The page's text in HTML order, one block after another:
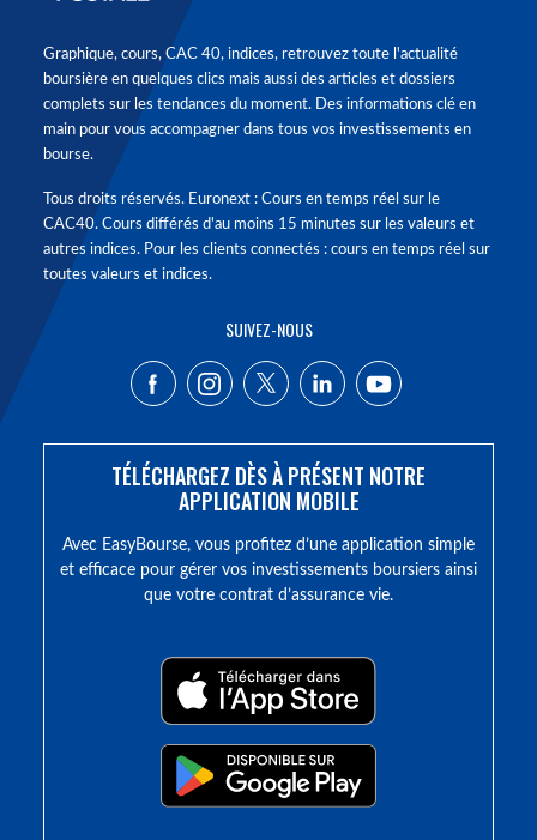
Graphique, cours, CAC 40, indices, retrouvez toute l'actualité
boursière en quelques clics mais aussi des articles et dossiers
complets sur les tendances du moment. Des informations clé en
main pour vous accompagner dans tous vos investissements en
bourse.
Tous droits réservés. Euronext : Cours en temps réel sur le
CAC40. Cours différés d'au moins 15 minutes sur les valeurs et
autres indices. Pour les clients connectés : cours en temps réel sur
toutes valeurs et indices.
SUIVEZ-NOUS
TÉLÉCHARGEZ DÈS À PRÉSENT NOTRE
APPLICATION MOBILE
Avec EasyBourse, vous profitez d’une application simple
et efficace pour gérer vos investissements boursiers ainsi
que votre contrat d’assurance vie.